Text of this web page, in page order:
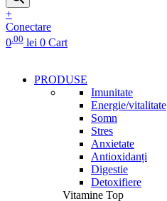
+
Conectare
0 .00 lei 0 Cart
PRODUSE
Imunitate
Energie/vitalitate
Somn
Stres
Anxietate
Antioxidanți
Digestie
Detoxifiere
Vitamine Top